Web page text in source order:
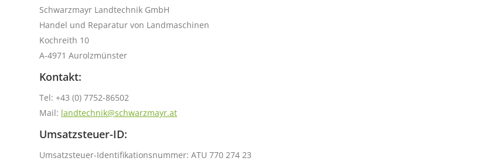
Schwarzmayr Landtechnik GmbH
Handel und Reparatur von Landmaschinen
Kochreith 10
A-4971 Aurolzmünster
Kontakt:
Tel: +43 (0) 7752-86502
Mail: landtechnik@schwarzmayr.at
Umsatzsteuer-ID:
Umsatzsteuer-Identifikationsnummer: ATU 770 274 23